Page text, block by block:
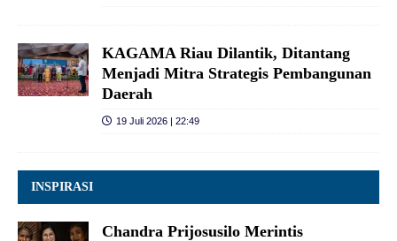
KAGAMA Riau Dilantik, Ditantang
Menjadi Mitra Strategis Pembangunan
Daerah
19 Juli 2026 | 22:49
INSPIRASI
Chandra Prijosusilo Merintis